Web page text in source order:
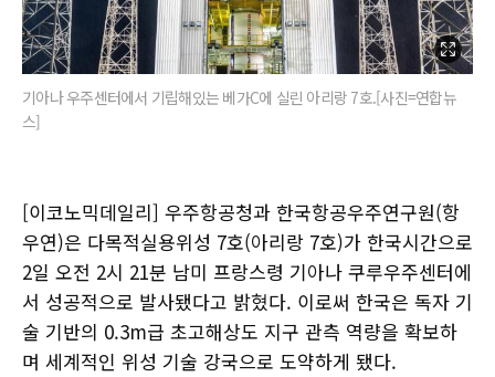
기아나 우주센터에서 기립해있는 베가C에 실린 아리랑 7호.[사진=연합뉴
스]
[이코노믹데일리] 우주항공청과 한국항공우주연구원(항
우연)은 다목적실용위성 7호(아리랑 7호)가 한국시간으로
2일 오전 2시 21분 남미 프랑스령 기아나 쿠루우주센터에
서 성공적으로 발사됐다고 밝혔다. 이로써 한국은 독자 기
술 기반의 0.3m급 초고해상도 지구 관측 역량을 확보하
며 세계적인 위성 기술 강국으로 도약하게 됐다.